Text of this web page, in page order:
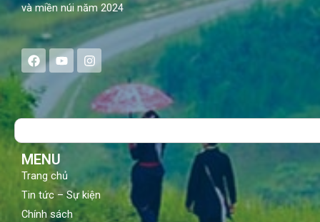
và miền núi năm 2024
F
a
e
b
o
Y
o
t
u
b
I
n
s
a
g
Search
MENU
Trang chủ
Tin tức – Sự kiện
Chính sách